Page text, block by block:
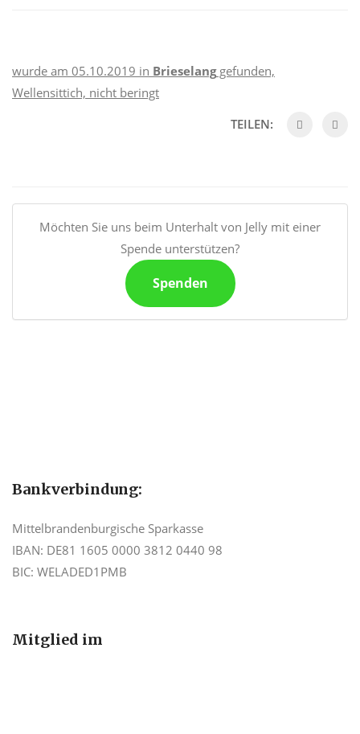
wurde am 05.10.2019 in Brieselanggefunden,
Wellensittich, nicht beringt
TEILEN:
Möchten Sie uns beim Unterhalt von Jelly mit einer
Spende unterstützen?
Spenden
Bankverbindung:
Mittelbrandenburgische Sparkasse
IBAN: DE81 1605 0000 3812 0440 98
BIC: WELADED1PMB
Mitglied im